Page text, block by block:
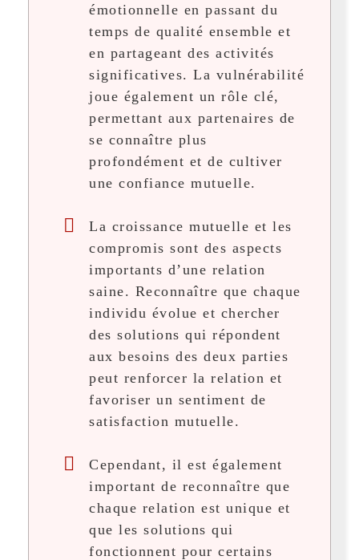
émotionnelle en passant du
temps de qualité ensemble et
en partageant des activités
significatives. La vulnérabilité
joue également un rôle clé,
permettant aux partenaires de
se connaître plus
profondément et de cultiver
une confiance mutuelle.
La croissance mutuelle et les
compromis sont des aspects
importants d’une relation
saine. Reconnaître que chaque
individu évolue et chercher
des solutions qui répondent
aux besoins des deux parties
peut renforcer la relation et
favoriser un sentiment de
satisfaction mutuelle.
Cependant, il est également
important de reconnaître que
chaque relation est unique et
que les solutions qui
fonctionnent pour certains